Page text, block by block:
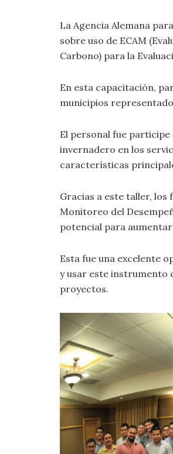
La Agencia Alemana
sobre uso de ECAM
Carbono) para la
En esta capacitación,
municipios
El personal fue
invernadero en los
características
Gracias a este taller,
Monitoreo del
potencial para
Esta fue una excelente
y usar este instrumento
proyectos.